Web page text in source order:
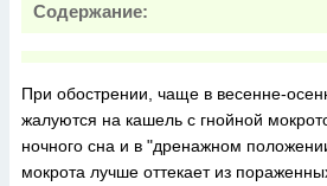
Содержание:
При обострении, чаще в весенне-
жалуются на кашель с гнойной
ночного сна и в "дренажном
мокрота лучше оттекает из